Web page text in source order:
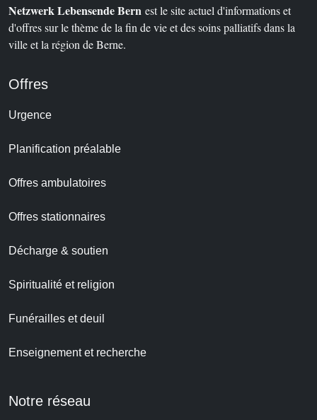
Netzwerk Lebensende Bern est le site actuel d'informations et
d'offres sur le thème de la fin de vie et des soins palliatifs dans la
ville et la région de Berne.
Offres
Urgence
Planification préalable
Offres ambulatoires
Offres stationnaires
Décharge & soutien
Spiritualité et religion
Funérailles et deuil
Enseignement et recherche
Notre réseau